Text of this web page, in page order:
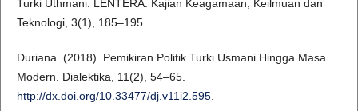
Turki Uthmani. LENTERA: Kajian Keagamaan, Keilmuan dan
Teknologi, 3(1), 185–195.
Duriana. (2018). Pemikiran Politik Turki Usmani Hingga Masa
Modern. Dialektika, 11(2), 54–65.
http://dx.doi.org/10.33477/dj.v11i2.595.